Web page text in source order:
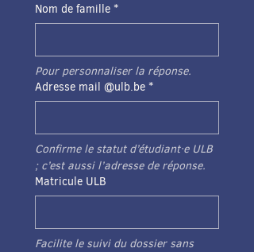
Nom de famille *
Pour personnaliser la réponse.
Adresse mail @ulb.be *
Confirme le statut d’étudiant·e ULB
; c’est aussi l’adresse de réponse.
Matricule ULB
Facilite le suivi du dossier sans